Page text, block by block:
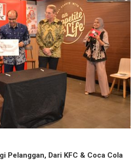
Pelanggan, Dari KFC & Coca Cola